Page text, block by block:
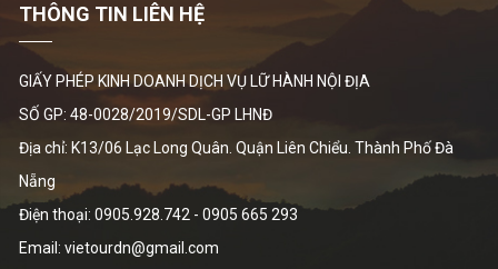
THÔNG TIN LIÊN HỆ
GIẤY PHÉP KINH DOANH DỊCH VỤ LỮ HÀNH NỘI ĐỊA
SỐ GP: 48-0028/2019/SDL-GP LHNĐ
Địa chỉ: K13/06 Lạc Long Quân. Quận Liên Chiểu. Thành Phố Đà
Nẵng
Điện thoại: 0905.928.742 - 0905 665 293
Email: vietourdn@gmail.com